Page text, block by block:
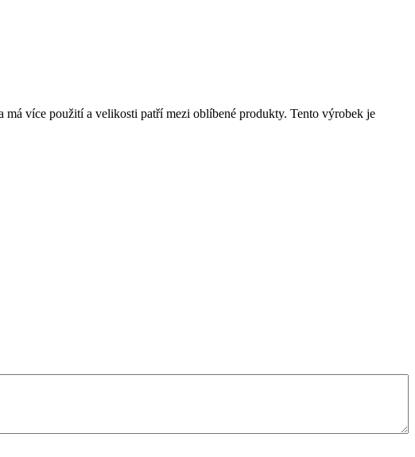
více použití a velikosti patří mezi oblíbené produkty. Tento výrobek je